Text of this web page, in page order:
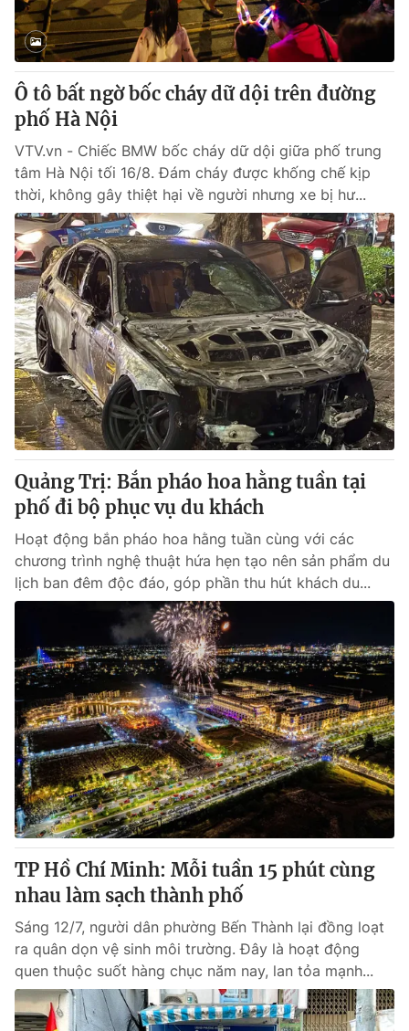
Ô tô bất ngờ bốc cháy dữ dội trên đường
phố Hà Nội
VTV.vn - Chiếc BMW bốc cháy dữ dội giữa phố trung
tâm Hà Nội tối 16/8. Đám cháy được khống chế kịp
thời, không gây thiệt hại về người nhưng xe bị hư...
Quảng Trị: Bắn pháo hoa hằng tuần tại
phố đi bộ phục vụ du khách
Hoạt động bắn pháo hoa hằng tuần cùng với các
chương trình nghệ thuật hứa hẹn tạo nên sản phẩm du
lịch ban đêm độc đáo, góp phần thu hút khách du...
TP Hồ Chí Minh: Mỗi tuần 15 phút cùng
nhau làm sạch thành phố
Sáng 12/7, người dân phường Bến Thành lại đồng loạt
ra quân dọn vệ sinh môi trường. Đây là hoạt động
quen thuộc suốt hàng chục năm nay, lan tỏa mạnh...